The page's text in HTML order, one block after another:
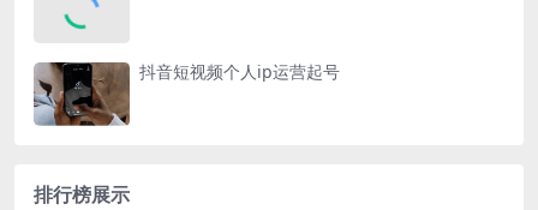
抖音短视频个人ip运营起号
排行榜展示